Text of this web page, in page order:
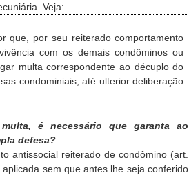
Veja:
que, por seu reiterado comportamento
com os demais condôminos ou
multa correspondente ao décuplo do
condominiais, até ulterior deliberação
é necessário que garanta ao
defesa?
antissocial reiterado de condômino (art.
sem que antes lhe seja conferido